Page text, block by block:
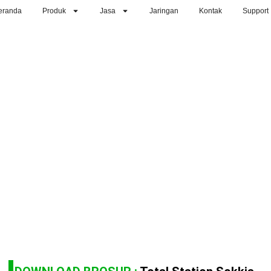
Produk Jasa Jaringan Kontak Support